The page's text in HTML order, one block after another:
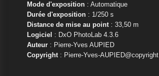
Mode d'exposition: Automatique
Durée d'exposition: 1/250 s
Distance de mise au point: 33,50 m
Logiciel : DxO PhotoLab 4.3.6
Auteur: Pierre-Yves AUPIED
Copyright: Pierre-Yves-AUPIED@copyright